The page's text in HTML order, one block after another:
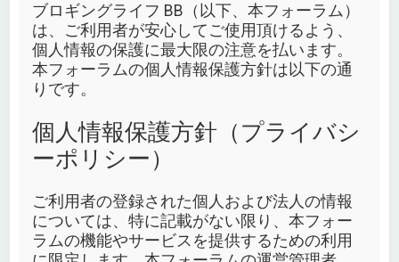
ブロギングライフ BB（以下、本フォーラム）
は、ご利用者が安心してご使用頂けるよう、
個人情報の保護に最大限の注意を払います。
本フォーラムの個人情報保護方針は以下の通
りです。
個人情報保護方針（プライバシ
ーポリシー）
ご利用者の登録された個人および法人の情報
については、特に記載がない限り、本フォー
ラムの機能やサービスを提供するための利用